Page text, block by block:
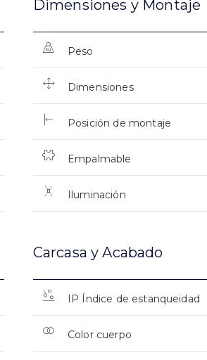
Dimensiones y Montaje
Peso
Dimensiones
Posición de montaje
Empalmable
Iluminación
Carcasa y Acabado
IP Índice de estanqueidad
Color cuerpo